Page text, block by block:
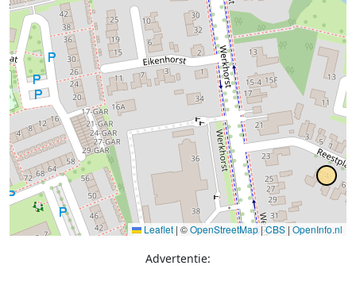
Leaflet | ©OpenStreetMap|CBS | OpenInfo.nl
Advertentie: